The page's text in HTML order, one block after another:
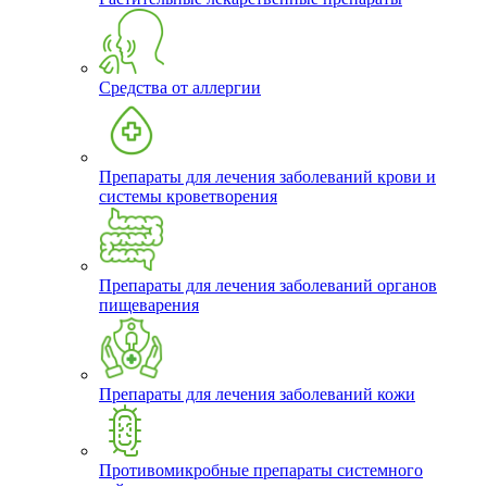
Средства от аллергии
Препараты для лечения заболеваний крови и
системы кроветворения
Препараты для лечения заболеваний органов
пищеварения
Препараты для лечения заболеваний кожи
Противомикробные препараты системного